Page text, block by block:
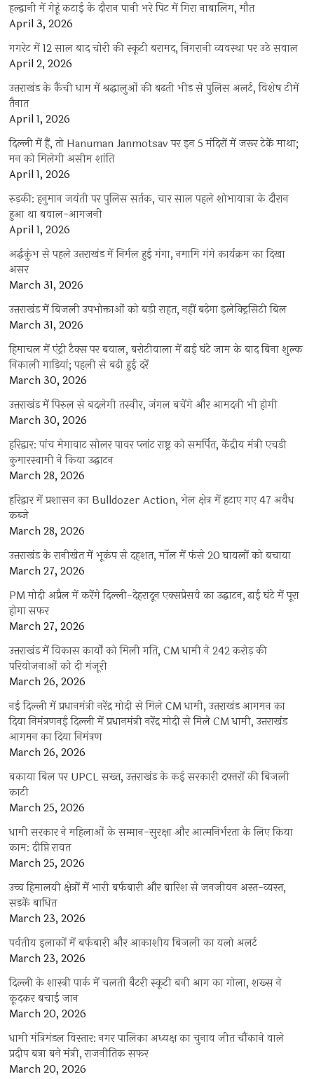
हल्द्वानी में गेहूं कटाई के दौरान पानी भरे पिट में गिरा नाबालिग, मौत
April 3, 2026
गगरेट में 12 साल बाद चोरी की स्कूटी बरामद, निगरानी व्यवस्था पर उठे सवाल
April 2, 2026
उत्तराखंड के कैंची धाम में श्रद्धालुओं की बढ़ती भीड़ से पुलिस अलर्ट, विशेष टीमें
तैनात
April 1, 2026
दिल्ली में हैं, तो Hanuman Janmotsav पर इन 5 मंदिरों में जरूर टेकें माथा;
मन को मिलेगी असीम शांति
April 1, 2026
रुड़की: हनुमान जयंती पर पुलिस सर्तक, चार साल पहले शोभायात्रा के दौरान
हुआ था बवाल-आगजनी
April 1, 2026
अर्द्धकुंभ से पहले उत्तराखंड में निर्मल हुई गंगा, नमामि गंगे कार्यक्रम का दिखा
असर
March 31, 2026
उत्तराखंड में बिजली उपभोक्ताओं को बड़ी राहत, नहीं बढ़ेगा इलेक्ट्रिसिटी बिल
March 31, 2026
हिमाचल में एंट्री टैक्स पर बवाल, बरोटीवाला में ढाई घंटे जाम के बाद बिना शुल्क
निकाली गाड़ियां; पहली से बढ़ी हुई दरें
March 30, 2026
उत्तराखंड में पिरुल से बदलेगी तस्वीर, जंगल बचेंगे और आमदनी भी होगी
March 30, 2026
हरिद्वार: पांच मेगावाट सोलर पावर प्लांट राष्ट्र को समर्पित, केंद्रीय मंत्री एचडी
कुमारस्वामी ने किया उद्घाटन
March 28, 2026
हरिद्वार में प्रशासन का Bulldozer Action, भेल क्षेत्र में हटाए गए 47 अवैध
कब्जे
March 28, 2026
उत्तराखंड के रानीखेत में भूकंप से दहशत, मॉल में फंसे 20 घायलों को बचाया
March 27, 2026
PM मोदी अप्रैल में करेंगे दिल्ली-देहरादून एक्सप्रेसवे का उद्घाटन, ढाई घंटे में पूरा
होगा सफर
March 27, 2026
उत्तराखंड में विकास कार्यों को मिली गति, CM धामी ने 242 करोड़ की
परियोजनाओं को दी मंजूरी
March 26, 2026
नई दिल्ली में प्रधानमंत्री नरेंद्र मोदी से मिले CM धामी, उत्तराखंड आगमन का
दिया निमंत्रणनई दिल्ली में प्रधानमंत्री नरेंद्र मोदी से मिले CM धामी, उत्तराखंड
आगमन का दिया निमंत्रण
March 26, 2026
बकाया बिल पर UPCL सख्त, उत्तराखंड के कई सरकारी दफ्तरों की बिजली
काटी
March 25, 2026
धामी सरकार ने महिलाओं के सम्मान-सुरक्षा और आत्मनिर्भरता के लिए किया
काम: दीप्ति रावत
March 25, 2026
उच्च हिमालयी क्षेत्रों में भारी बर्फबारी और बारिश से जनजीवन अस्त-व्यस्त,
सड़कें बाधित
March 23, 2026
पर्वतीय इलाकों में बर्फबारी और आकाशीय बिजली का यलो अलर्ट
March 23, 2026
दिल्ली के शास्त्री पार्क में चलती बैटरी स्कूटी बनी आग का गोला, शख्स ने
कूदकर बचाई जान
March 20, 2026
धामी मंत्रिमंडल विस्तार: नगर पालिका अध्यक्ष का चुनाव जीत चौंकाने वाले
प्रदीप बत्रा बने मंत्री, राजनीतिक सफर
March 20, 2026